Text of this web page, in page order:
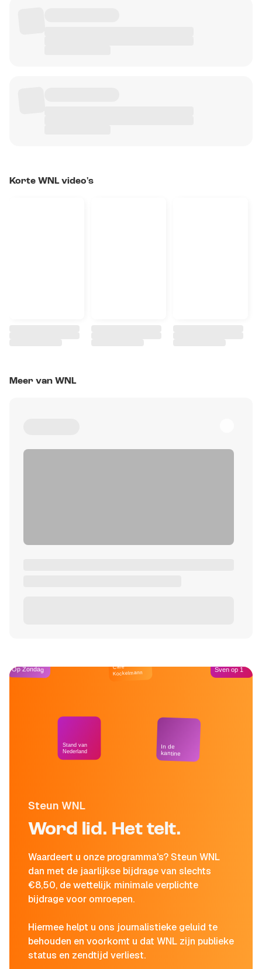
Korte WNL video's
Meer van WNL
Steun WNL
Word lid. Het telt.
Waardeert u onze programma's? Steun WNL
dan met de jaarlijkse bijdrage van slechts
€8,50, de wettelijk minimale verplichte
bijdrage voor omroepen.
Hiermee helpt u ons journalistieke geluid te
behouden en voorkomt u dat WNL zijn publieke
status en zendtijd verliest.
Op Zondag
Stand van
Nederland
Café
Kockelmann
In de
kantine
Sven op 1